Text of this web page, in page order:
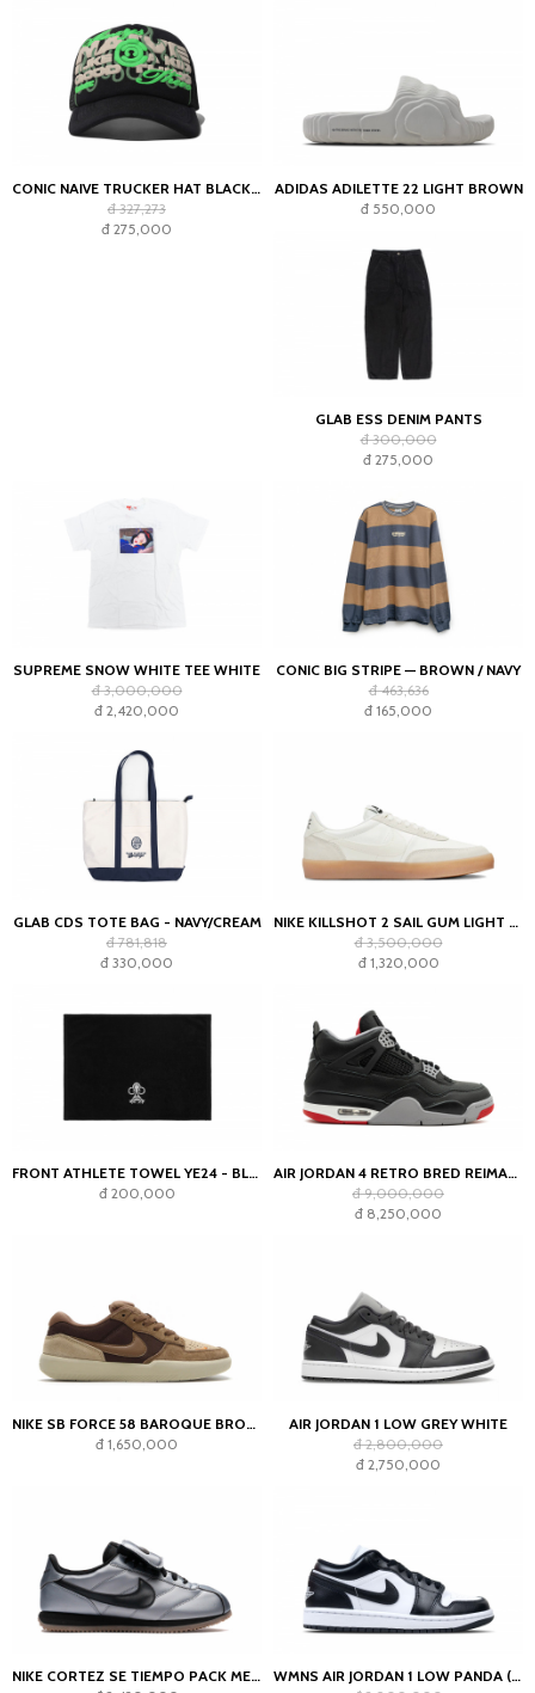
CONIC NAIVE TRUCKER HAT BLACK GREEN
đ 327,273
đ 275,000
ADIDAS ADILETTE 22 LIGHT BROWN
đ 550,000
GLAB ESS DENIM PANTS
đ 300,000
đ 275,000
SUPREME SNOW WHITE TEE WHITE
đ 3,000,000
đ 2,420,000
CONIC BIG STRIPE — BROWN / NAVY
đ 463,636
đ 165,000
GLAB CDS TOTE BAG - NAVY/CREAM
đ 781,818
đ 330,000
NIKE KILLSHOT 2 SAIL GUM LIGHT OREWOOD BROWN (WOMEN'S)
đ 3,500,000
đ 1,320,000
FRONT ATHLETE TOWEL YE24 - BLACK
đ 200,000
AIR JORDAN 4 RETRO BRED REIMAGINED
đ 9,000,000
đ 8,250,000
NIKE SB FORCE 58 BAROQUE BROWN PARACHUTE BEIGE DESERT KHAKI MOSSWOOD BROWN
đ 1,650,000
AIR JORDAN 1 LOW GREY WHITE
đ 2,800,000
đ 2,750,000
NIKE CORTEZ SE TIEMPO PACK METALLIC COOL GREY
WMNS AIR JORDAN 1 LOW PANDA (2023)